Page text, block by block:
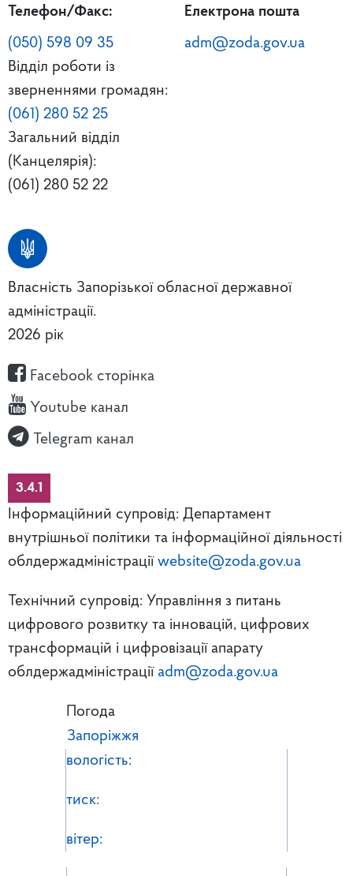
Телефон/Факс:
(050) 598 09 35
Відділ роботи із
зверненнями громадян:
(061) 280 52 25
Загальний відділ
(Канцелярія):
(061) 280 52 22
Електрона пошта
adm@zoda.gov.ua
Власність Запорізької обласної державної
адміністрації.
2026 рік
Facebook сторінка
Youtube канал
Telegram канал
3.4.1
Інформаційний супровід: Департамент
внутрішньої політики та інформаційної діяльності
облдержадміністрації website@zoda.gov.ua
Технічний супровід: Управління з питань
цифрового розвитку та інновацій, цифрових
трансформацій і цифровізації апарату
облдержадміністрації adm@zoda.gov.ua
Погода
Запоріжжя
вологість:
тиск:
вітер: